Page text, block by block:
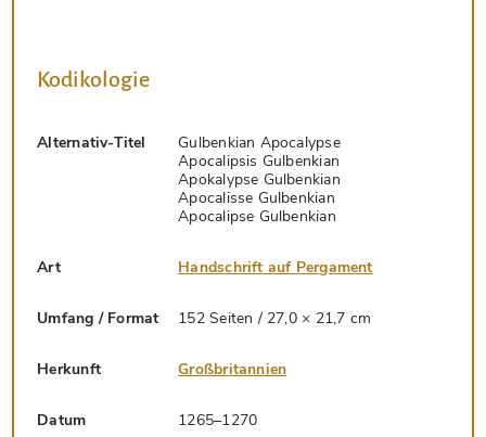
Kodikologie
Alternativ-Titel
Gulbenkian Apocalypse
Apocalipsis Gulbenkian
Apokalypse Gulbenkian
Apocalisse Gulbenkian
Apocalipse Gulbenkian
Art Handschrift auf Pergament
Umfang / Format 152 Seiten / 27,0 × 21,7 cm
Herkunft Großbritannien
Datum 1265–1270